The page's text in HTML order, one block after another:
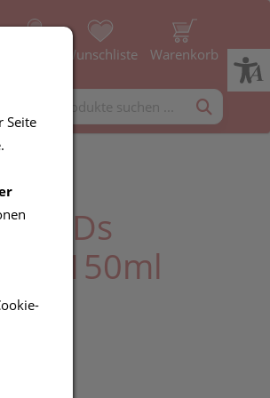
Wunschliste Warenkorb
Ds
150ml
Seite